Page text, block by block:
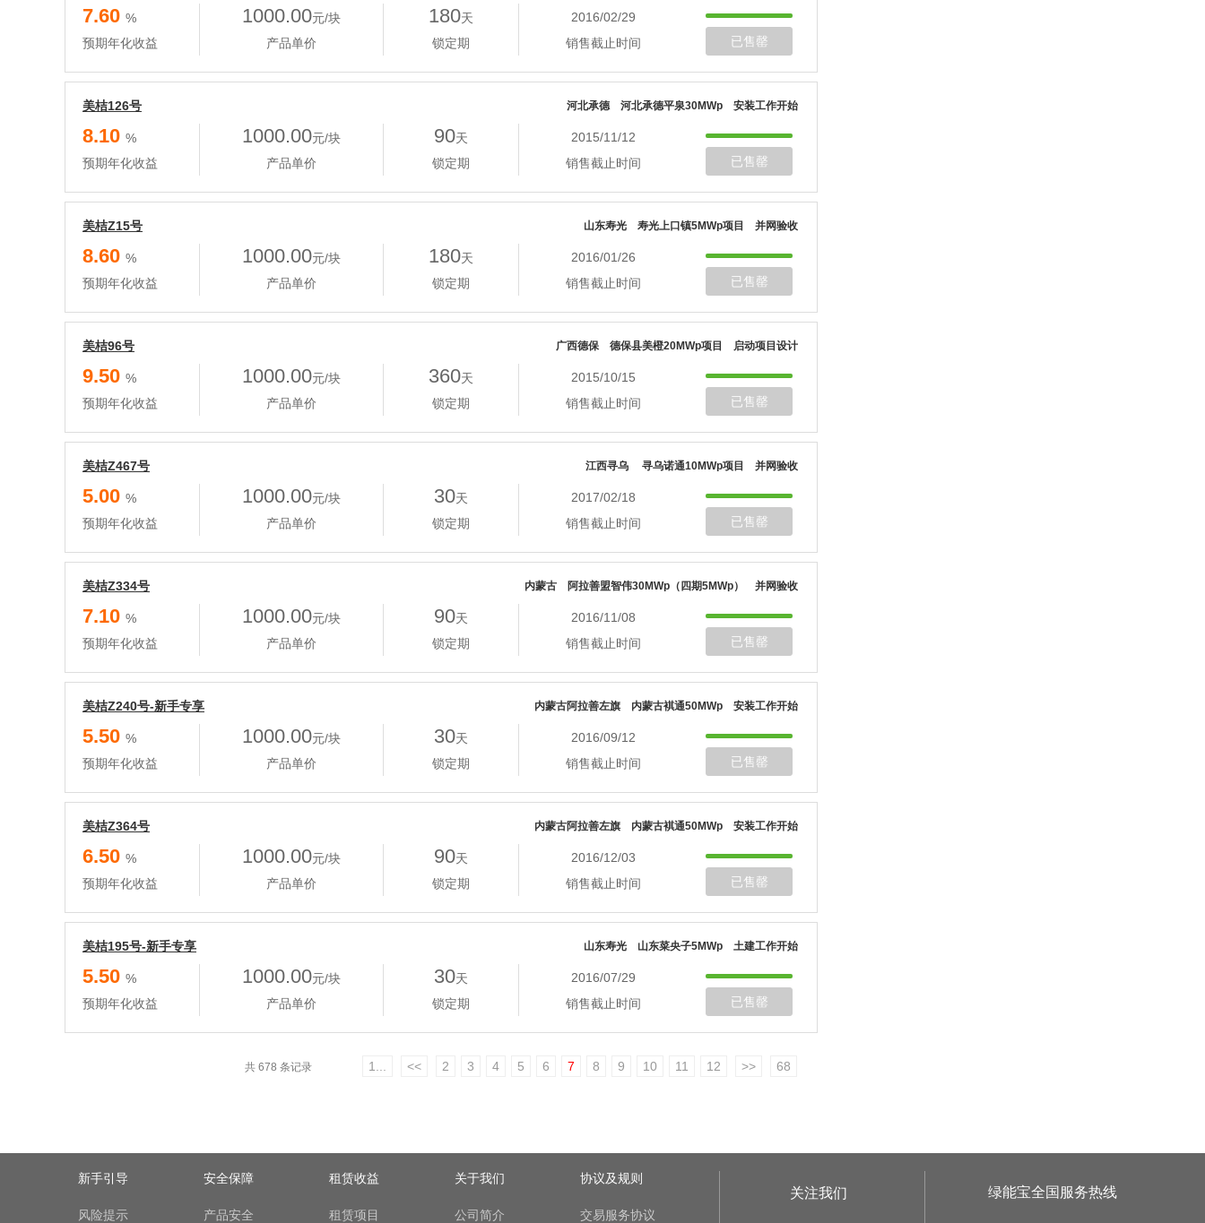
7.60 %
预期年化收益
1000.00元/块
产品单价
180天
锁定期
2016/02/29
销售截止时间
已售罄
美桔126号 河北承德 河北承德平泉30MWp 安装工作开始
8.10 %
预期年化收益
1000.00元/块
产品单价
90天
锁定期
2015/11/12
销售截止时间
已售罄
美桔Z15号 山东寿光 寿光上口镇5MWp项目 并网验收
8.60 %
预期年化收益
1000.00元/块
产品单价
180天
锁定期
2016/01/26
销售截止时间
已售罄
美桔96号 广西德保 德保县美橙20MWp项目 启动项目设计
9.50 %
预期年化收益
1000.00元/块
产品单价
360天
锁定期
2015/10/15
销售截止时间
已售罄
美桔Z467号 江西寻乌 寻乌诺通10MWp项目 并网验收
5.00 %
预期年化收益
1000.00元/块
产品单价
30天
锁定期
2017/02/18
销售截止时间
已售罄
美桔Z334号 内蒙古 阿拉善盟智伟30MWp（四期5MWp） 并网验收
7.10 %
预期年化收益
1000.00元/块
产品单价
90天
锁定期
2016/11/08
销售截止时间
已售罄
美桔Z240号-新手专享 内蒙古阿拉善左旗 内蒙古褀通50MWp 安装工作开始
5.50 %
预期年化收益
1000.00元/块
产品单价
30天
锁定期
2016/09/12
销售截止时间
已售罄
美桔Z364号 内蒙古阿拉善左旗 内蒙古褀通50MWp 安装工作开始
6.50 %
预期年化收益
1000.00元/块
产品单价
90天
锁定期
2016/12/03
销售截止时间
已售罄
美桔195号-新手专享 山东寿光 山东菜央子5MWp 土建工作开始
5.50 %
预期年化收益
1000.00元/块
产品单价
30天
锁定期
2016/07/29
销售截止时间
已售罄
共 678 条记录 1... << 2 3 4 5 6 7 8 9 10 11 12 >> 68
新手引导
风险提示
安全保障
产品安全
租赁收益
租赁项目
关于我们
公司简介
协议及规则
交易服务协议
关注我们 绿能宝全国服务热线